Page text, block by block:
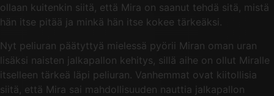
ollaan kuitenkin siitä, että Mira on saanut tehdä sitä, mistä
hän itse pitää ja minkä hän itse kokee tärkeäksi.
Nyt peliuran päätyttyä mielessä pyörii Miran oman uran
lisäksi naisten jalkapallon kehitys, sillä aihe on ollut Miralle
itselleen tärkeä läpi peliuran. Vanhemmat ovat kiitollisia
siitä, että Mira sai mahdollisuuden nauttia jalkapallon